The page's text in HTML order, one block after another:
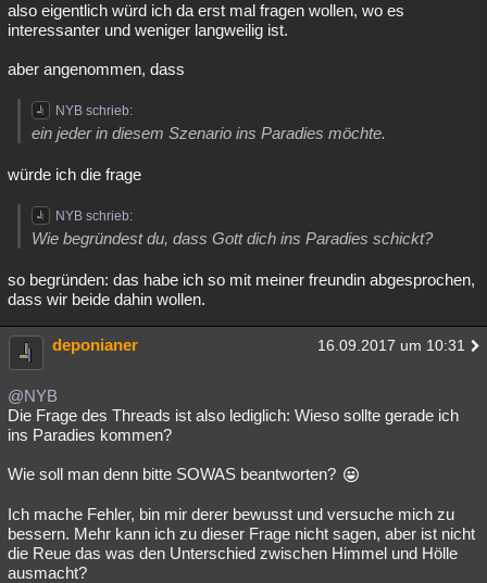
also eigentlich würd ich da erst mal fragen wollen, wo es
interessanter und weniger langweilig ist.
aber angenommen, dass
NYB schrieb:
ein jeder in diesem Szenario ins Paradies möchte.
würde ich die frage
NYB schrieb:
Wie begründest du, dass Gott dich ins Paradies schickt?
so begründen: das habe ich so mit meiner freundin abgesprochen,
dass wir beide dahin wollen.
deponianer 16.09.2017 um 10:31
@NYB
Die Frage des Threads ist also lediglich: Wieso sollte gerade ich
ins Paradies kommen?
Wie soll man denn bitte SOWAS beantworten?
Ich mache Fehler, bin mir derer bewusst und versuche mich zu
bessern. Mehr kann ich zu dieser Frage nicht sagen, aber ist nicht
die Reue das was den Unterschied zwischen Himmel und Hölle
ausmacht?